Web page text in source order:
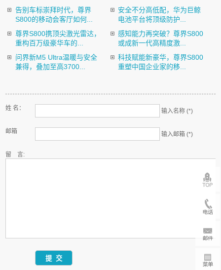
告别车标崇拜时代，尊界
S800的移动会客厅如何...
安全不分高低配，华为巨鲸
电池平台将顶级防护...
尊界S800携顶尖激光雷达，
重构百万级豪华车的...
感知能力再突破？尊界S800
或成新一代高精度激...
问界新M5 Ultra温暖与安全
兼得，叠加至高3700...
科技赋能新豪华，尊界S800
重塑中国企业家的移...
姓 名： 输入名称 (*)
邮箱 输入邮箱 (*)
留 言: